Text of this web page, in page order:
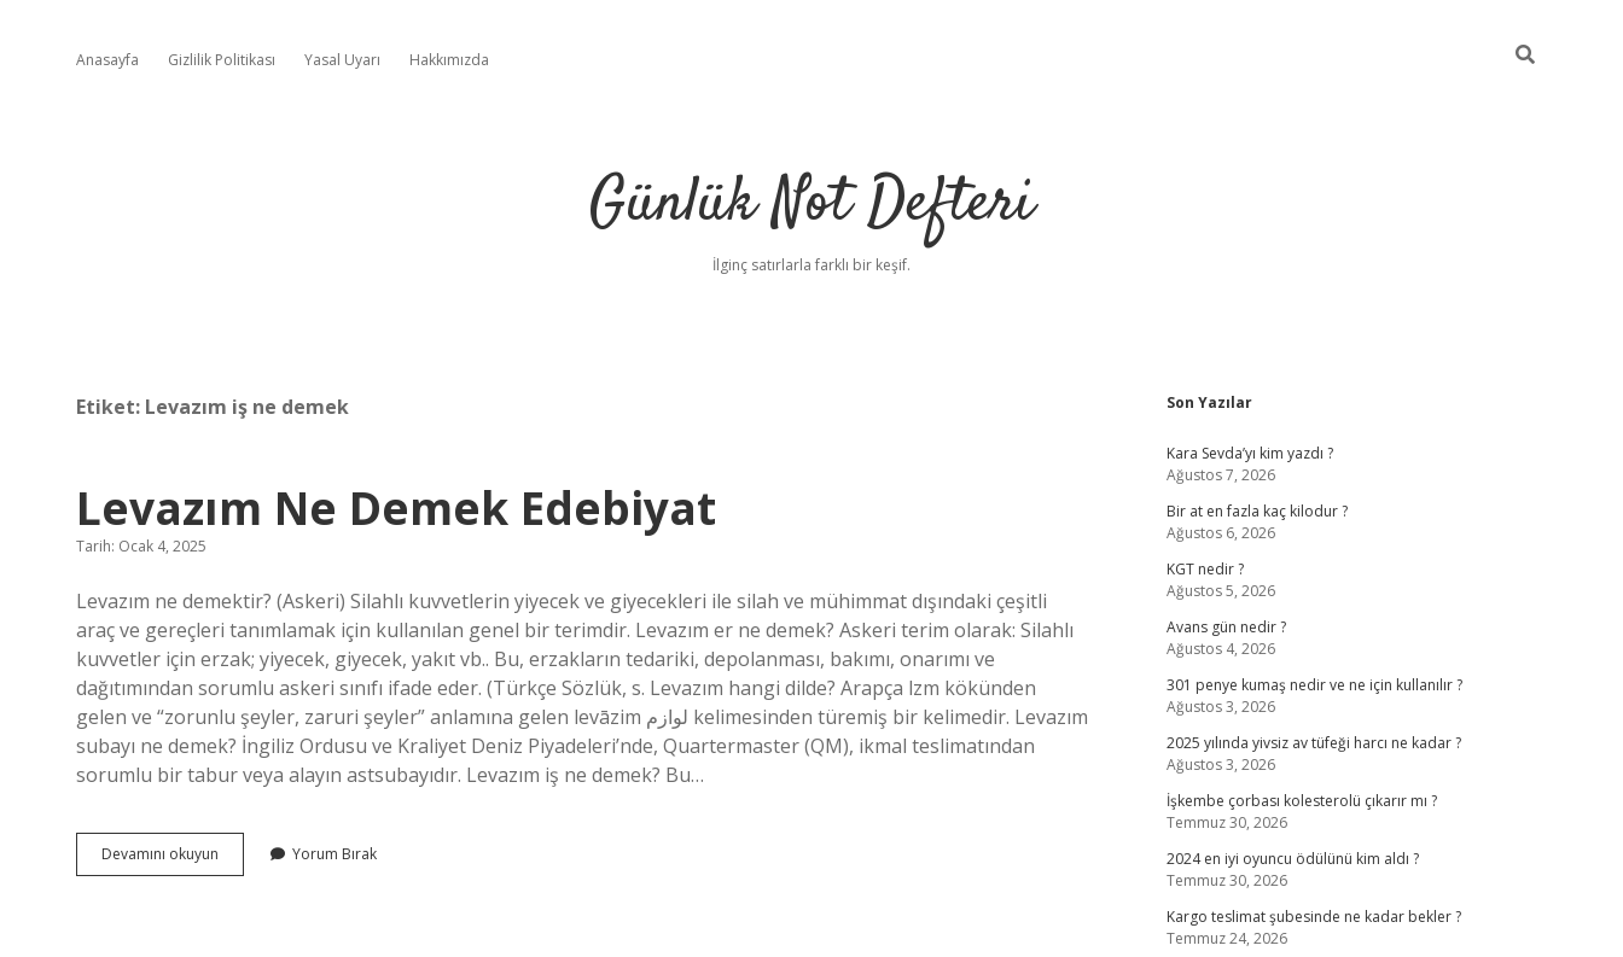
Anasayfa Gizlilik Politikası Yasal Uyarı Hakkımızda
Günlük Not Defteri
İlginç satırlarla farklı bir keşif.
Etiket: Levazım iş ne demek
Levazım Ne Demek Edebiyat
Tarih: Ocak 4, 2025
Levazım ne demektir? (Askeri) Silahlı kuvvetlerin yiyecek ve giyecekleri ile silah ve mühimmat dışındaki çeşitli
araç ve gereçleri tanımlamak için kullanılan genel bir terimdir. Levazım er ne demek? Askeri terim olarak: Silahlı
kuvvetler için erzak; yiyecek, giyecek, yakıt vb.. Bu, erzakların tedariki, depolanması, bakımı, onarımı ve
dağıtımından sorumlu askeri sınıfı ifade eder. (Türkçe Sözlük, s. Levazım hangi dilde? Arapça lzm kökünden
gelen ve “zorunlu şeyler, zaruri şeyler” anlamına gelen levāzim لوازم kelimesinden türemiş bir kelimedir. Levazım
subayı ne demek? İngiliz Ordusu ve Kraliyet Deniz Piyadeleri’nde, Quartermaster (QM), ikmal teslimatından
sorumlu bir tabur veya alayın astsubayıdır. Levazım iş ne demek? Bu…
Devamını okuyun Levazım
Ne
Yorum Bırak
Sidebar
Son Yazılar
Kara Sevda’yı kim yazdı ?
Ağustos 7, 2026
Bir at en fazla kaç kilodur ?
Ağustos 6, 2026
KGT nedir ?
Ağustos 5, 2026
Avans gün nedir ?
Ağustos 4, 2026
301 penye kumaş nedir ve ne için kullanılır ?
Ağustos 3, 2026
2025 yılında yivsiz av tüfeği harcı ne kadar ?
Ağustos 3, 2026
İşkembe çorbası kolesterolü çıkarır mı ?
Temmuz 30, 2026
2024 en iyi oyuncu ödülünü kim aldı ?
Temmuz 30, 2026
Kargo teslimat şubesinde ne kadar bekler ?
Temmuz 24, 2026